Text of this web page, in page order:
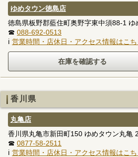
ゆめタウン徳島店
徳島県板野郡藍住町奥野字東中須88-1 ゆ
☎ 088-692-0513
ℹ 営業時間・店休日・アクセス情報はこち
香川県
丸亀店
香川県丸亀市新田町150 ゆめタウン丸亀
☎ 0877-58-2511
ℹ 営業時間・店休日・アクセス情報はこち